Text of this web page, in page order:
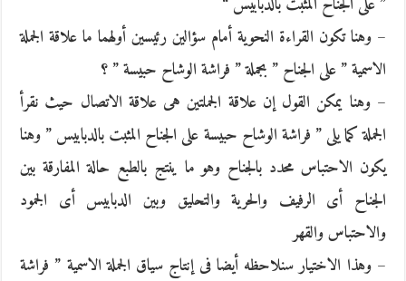
– وهنا تكون القراءة النحوية أمام سؤالين رئيسين أولهما ما علاقة الجملة
الاسمية ” على الجناح ” بجملة ” فراشة الوشاح حبيسة ” ؟
– وهنا يمكن القول إن علاقة الجملتين هى علاقة الاتصال حيث نقرأ
الجملة كما يلى ” فراشة الوشاح حبيسة على الجناح المثبت بالدبابيس ” وهنا
يكون الاحتباس محدد بالجناح وهو ما ينتج بالطبع حالة المفارقة بين
الجناح أى الرفيف والحرية والتحليق وبين الدبابيس أى الجمود
والاحتباس والقهر
– وهذا الاختيار سنلاحظه أيضا فى إنتاج سياق الجملة الاسمية ” فراشة